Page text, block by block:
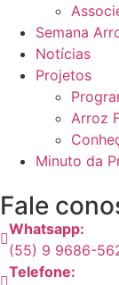
Semana
Notícias
Projetos
Arroz
Minuto da
Fale
Whatsapp:
(55) 9 9686-
Telefone: